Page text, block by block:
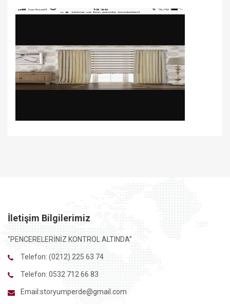
İletişim Bilgilerimiz
‘’PENCERELERİNİZ KONTROL ALTINDA’’
Telefon: (0212) 225 63 74
Telefon: 0532 712 66 83
Email:storyumperde@gmail.com